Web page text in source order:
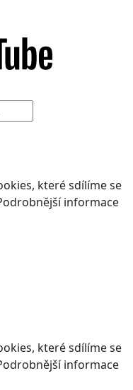
které sdílíme se
informace
které sdílíme se
informace